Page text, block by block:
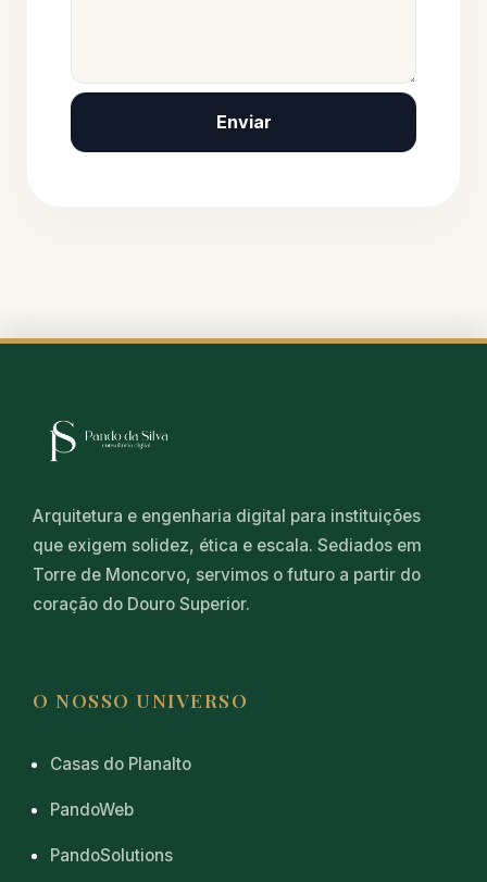
Enviar
Arquitetura e engenharia digital para instituições
que exigem solidez, ética e escala. Sediados em
Torre de Moncorvo, servimos o futuro a partir do
coração do Douro Superior.
O NOSSO UNIVERSO
Casas do Planalto
PandoWeb
PandoSolutions